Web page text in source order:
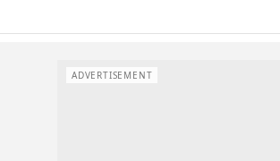
ADVERTISEMENT